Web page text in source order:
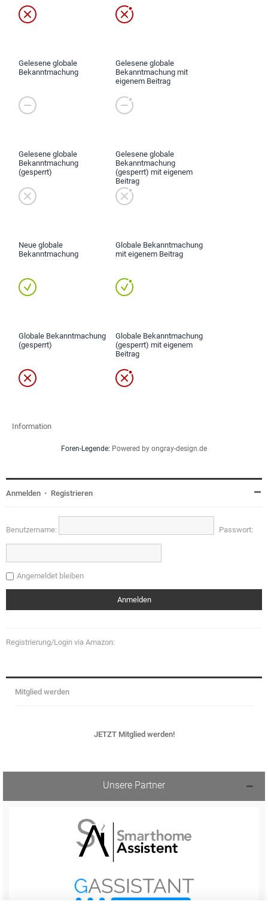
Gelesene globale
Bekanntmachung
Gelesene globale
Bekanntmachung mit
eigenem Beitrag
Gelesene globale
Bekanntmachung
(gesperrt)
Gelesene globale
Bekanntmachung
(gesperrt) mit eigenem
Beitrag
Neue globale
Bekanntmachung
Globale Bekanntmachung
mit eigenem Beitrag
Globale Bekanntmachung
(gesperrt)
Globale Bekanntmachung
(gesperrt) mit eigenem
Beitrag
Information
Foren-Legende: Powered by ongray-design.de
Anmelden • Registrieren
Benutzername: Passwort:
Angemeldet bleiben
Registrierung/Login via Amazon:
Mitglied werden
JETZT Mitglied werden!
Unsere Partner